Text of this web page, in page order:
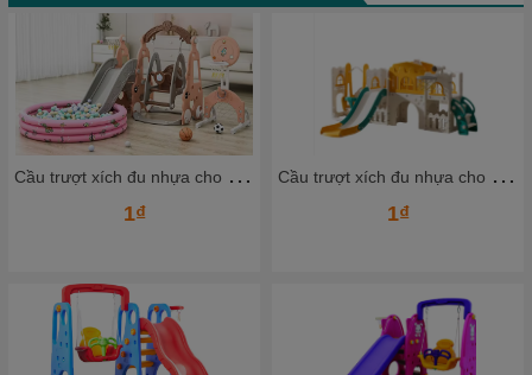
C
ầu trượt xích đu nhựa cho bé CTXDN09_ Dochoikinhbac
1₫
C
ầu trượt xích đu nhựa cho bé CTXDN07_ Dochoikinhbac
1₫